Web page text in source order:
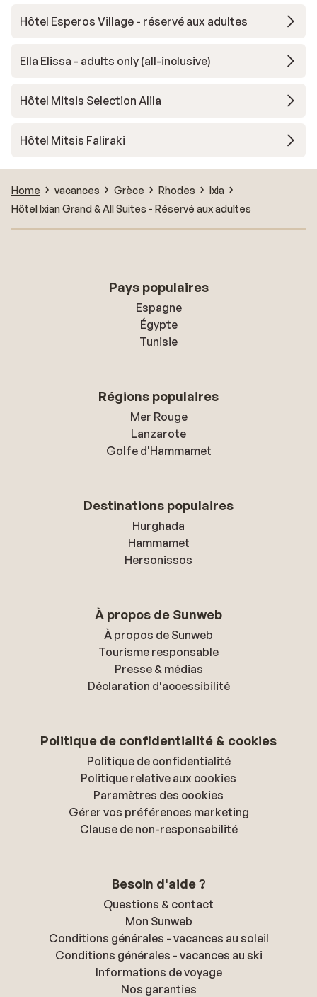
Hôtel Esperos Village - réservé aux adultes
Ella Elissa - adults only (all-inclusive)
Hôtel Mitsis Selection Alila
Hôtel Mitsis Faliraki
Home vacances Grèce Rhodes
Ixia
Hôtel Ixian Grand & All Suites - Réservé aux adultes
Pays populaires
Espagne
Égypte
Tunisie
Régions populaires
Mer Rouge
Lanzarote
Golfe d'Hammamet
Destinations populaires
Hurghada
Hammamet
Hersonissos
À propos de Sunweb
À propos de Sunweb
Tourisme responsable
Presse & médias
Déclaration d'accessibilité
Politique de confidentialité & cookies
Politique de confidentialité
Politique relative aux cookies
Paramètres des cookies
Gérer vos préférences marketing
Clause de non-responsabilité
Besoin d'aide ?
Questions & contact
Mon Sunweb
Conditions générales - vacances au soleil
Conditions générales - vacances au ski
Informations de voyage
Nos garanties